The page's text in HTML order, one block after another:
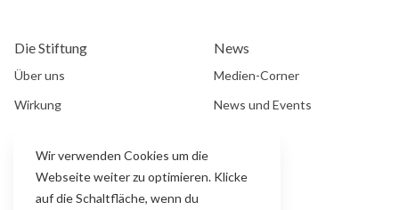
Die Stiftung
Über uns
Wirkung
Datenschutz
News
Medien-Corner
News und Events
Wir verwenden Cookies um die
Webseite weiter zu optimieren. Klicke
auf die Schaltfläche, wenn du